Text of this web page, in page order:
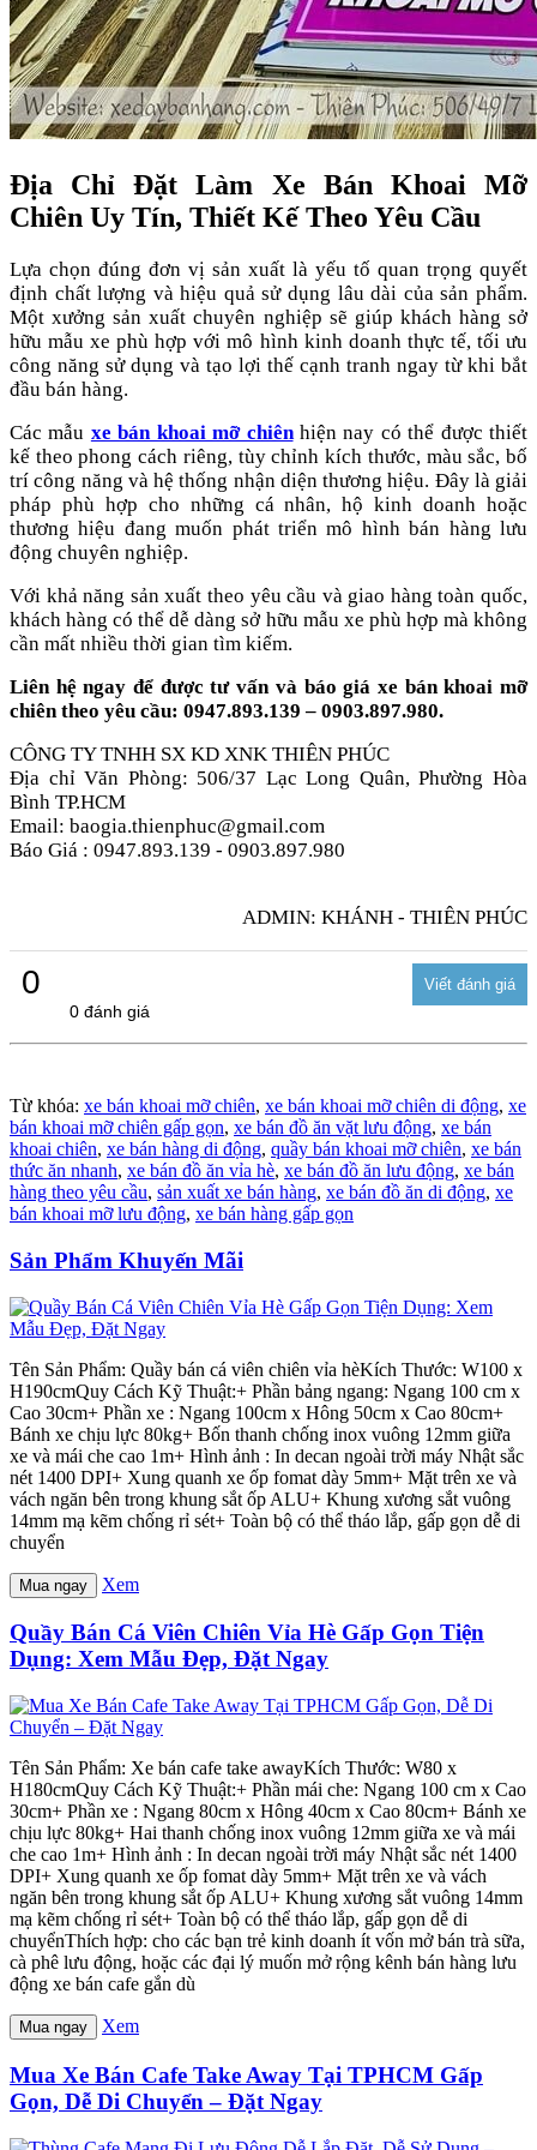
Địa Chỉ Đặt Làm Xe Bán Khoai Mỡ
Chiên Uy Tín, Thiết Kế Theo Yêu Cầu
Lựa chọn đúng đơn vị sản xuất là yếu tố quan trọng quyết
định chất lượng và hiệu quả sử dụng lâu dài của sản phẩm.
Một xưởng sản xuất chuyên nghiệp sẽ giúp khách hàng sở
hữu mẫu xe phù hợp với mô hình kinh doanh thực tế, tối ưu
công năng sử dụng và tạo lợi thế cạnh tranh ngay từ khi bắt
đầu bán hàng.
Các mẫu xe bán khoai mỡ chiênhiện nay có thể được thiết
kế theo phong cách riêng, tùy chỉnh kích thước, màu sắc, bố
trí công năng và hệ thống nhận diện thương hiệu. Đây là giải
pháp phù hợp cho những cá nhân, hộ kinh doanh hoặc
thương hiệu đang muốn phát triển mô hình bán hàng lưu
động chuyên nghiệp.
Với khả năng sản xuất theo yêu cầu và giao hàng toàn quốc,
khách hàng có thể dễ dàng sở hữu mẫu xe phù hợp mà không
cần mất nhiều thời gian tìm kiếm.
Liên hệ ngay để được tư vấn và báo giá xe bán khoai mỡ
chiên theo yêu cầu: 0947.893.139 – 0903.897.980.
CÔNG TY TNHH SX KD XNK THIÊN PHÚC
Địa chỉ Văn Phòng: 506/37 Lạc Long Quân, Phường Hòa
Bình TP.HCM
Email: baogia.thienphuc@gmail.com
Báo Giá : 0947.893.139 - 0903.897.980
ADMIN: KHÁNH - THIÊN PHÚC
0
0 đánh giá
Từ khóa: xe bán khoai mỡ chiên, xe bán khoai mỡ chiên di động, xe
bán khoai mỡ chiên gấp gọn, xe bán đồ ăn vặt lưu động, xe bán
khoai chiên, xe bán hàng di động, quầy bán khoai mỡ chiên, xe bán
thức ăn nhanh, xe bán đồ ăn vỉa hè, xe bán đồ ăn lưu động, xe bán
hàng theo yêu cầu, sản xuất xe bán hàng, xe bán đồ ăn di động, xe
bán khoai mỡ lưu động, xe bán hàng gấp gọn
Sản Phẩm Khuyến Mãi
Tên Sản Phẩm: Quầy bán cá viên chiên vỉa hèKích Thước: W100 x
H190cmQuy Cách Kỹ Thuật:+ Phần bảng ngang: Ngang 100 cm x
Cao 30cm+ Phần xe : Ngang 100cm x Hông 50cm x Cao 80cm+
Bánh xe chịu lực 80kg+ Bốn thanh chống inox vuông 12mm giữa
xe và mái che cao 1m+ Hình ảnh : In decan ngoài trời máy Nhật sắc
nét 1400 DPI+ Xung quanh xe ốp fomat dày 5mm+ Mặt trên xe và
vách ngăn bên trong khung sắt ốp ALU+ Khung xương sắt vuông
14mm mạ kẽm chống rỉ sét+ Toàn bộ có thể tháo lắp, gấp gọn dễ di
chuyển
Mua ngay Xem
Quầy Bán Cá Viên Chiên Vỉa Hè Gấp Gọn Tiện
Dụng: Xem Mẫu Đẹp, Đặt Ngay
Tên Sản Phẩm: Xe bán cafe take awayKích Thước: W80 x
H180cmQuy Cách Kỹ Thuật:+ Phần mái che: Ngang 100 cm x Cao
30cm+ Phần xe : Ngang 80cm x Hông 40cm x Cao 80cm+ Bánh xe
chịu lực 80kg+ Hai thanh chống inox vuông 12mm giữa xe và mái
che cao 1m+ Hình ảnh : In decan ngoài trời máy Nhật sắc nét 1400
DPI+ Xung quanh xe ốp fomat dày 5mm+ Mặt trên xe và vách
ngăn bên trong khung sắt ốp ALU+ Khung xương sắt vuông 14mm
mạ kẽm chống rỉ sét+ Toàn bộ có thể tháo lắp, gấp gọn dễ di
chuyểnThích hợp: cho các bạn trẻ kinh doanh ít vốn mở bán trà sữa,
cà phê lưu động, hoặc các đại lý muốn mở rộng kênh bán hàng lưu
động xe bán cafe gắn dù
Mua ngay Xem
Mua Xe Bán Cafe Take Away Tại TPHCM Gấp
Gọn, Dễ Di Chuyển – Đặt Ngay